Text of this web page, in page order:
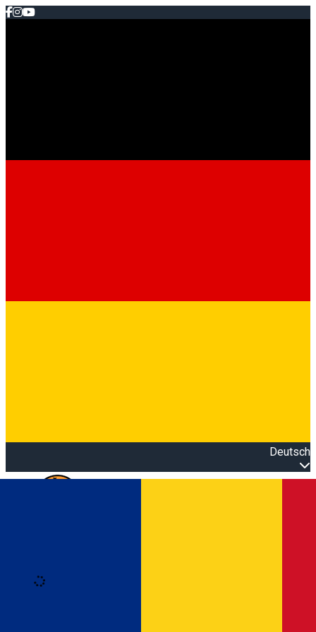
Deutsch